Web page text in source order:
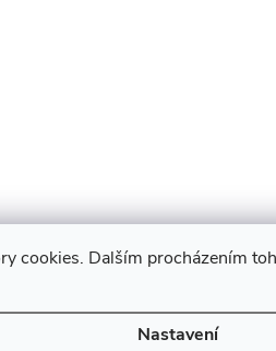
cookies. Dalším procházením
Nastavení